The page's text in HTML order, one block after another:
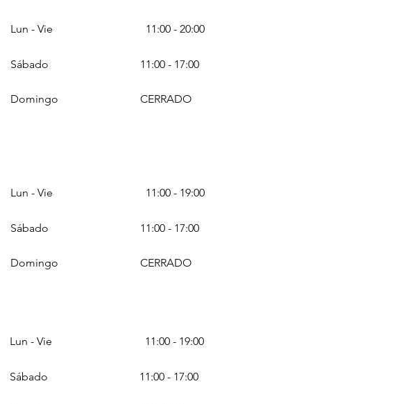
Lun - Vie
Sábado
Domingo
11:00 - 20:00
11:00 - 17:00
CERRADO
Lun - Vie
Sábado
Domingo
11:00 - 19:00
11:00 - 17:00
CERRADO
Lun - Vie
Sábado
11:00 - 19:00
11:00 - 17:00